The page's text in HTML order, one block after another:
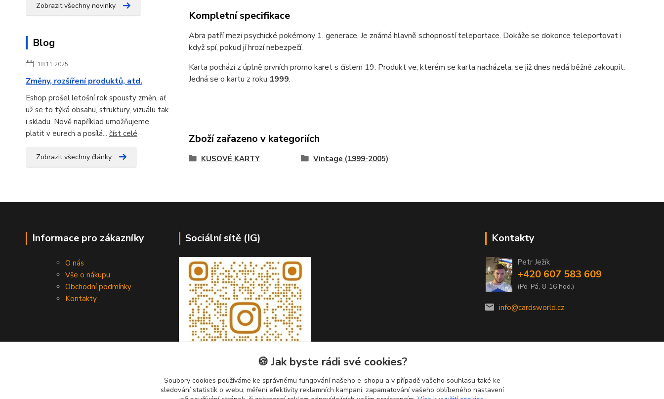
Zobrazit všechny novinky
Blog
18.11.2025
Změny, rozšíření produktů, atd.
Eshop prošel letošní rok spousty změn, ať
už se to týká obsahu, struktury, vizuálu tak
i skladu. Nově například umožňujeme
platit v eurech a posílá... číst celé
Zobrazit všechny články
Kompletní specifikace
Abra patří mezi psychické pokémony 1. generace. Je známá hlavně schopností teleportace. Dokáže se dokonce teleportovat i
když spí, pokud jí hrozí nebezpečí.
Karta pochází z úplně prvních promo karet s číslem 19. Produkt ve, kterém se karta nacházela, se již dnes nedá běžně zakoupit.
Jedná se o kartu z roku 1999.
Zboží zařazeno v kategoriích
KUSOVÉ KARTY Vintage (1999-2005)
Informace pro zákazníky
O nás
Vše o nákupu
Obchodní podmínky
Kontakty
Sociální sítě (IG) Kontakty
Petr Ježík
+420 607 583 609
(Po-Pá, 8-16 hod.)
info@cardsworld.cz
🍪 Jak byste rádi své cookies?
Soubory cookies používáme ke správnému fungování našeho e-shopu a v případě vašeho souhlasu také ke
sledování statistik o webu, měření efektivity reklamních kampaní, zapamatování vašeho oblíbeného nastavení